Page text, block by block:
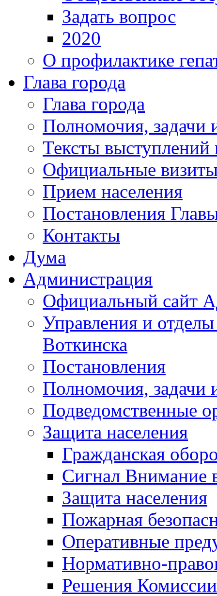
Задать вопрос
2020
О профилактике
Глава города
Глава города
Полномочия, задачи
Тексты выступлений
Официальные
Прием населения
Постановления
Контакты
Дума
Администрация
Официальный сайт
Управления и
Воткинска
Постановления
Полномочия, задачи
Подведомственные
Защита населения
Гражданская
Сигнал Внимание
Защита населения
Пожарная
Оперативные
Нормативно-
Решения